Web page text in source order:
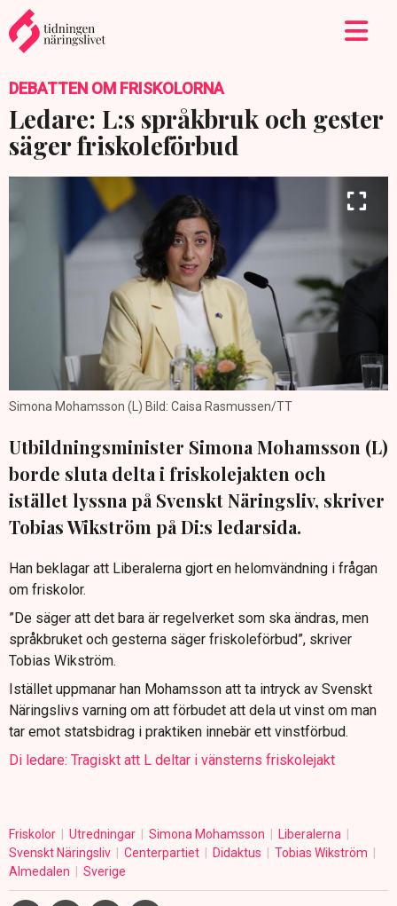
DEBATTEN OM FRISKOLORNA
Ledare: L:s språkbruk och gester
säger friskoleförbud
Simona Mohamsson (L) Bild: Caisa Rasmussen/TT
Utbildningsminister Simona Mohamsson (L)
borde sluta delta i friskolejakten och
istället lyssna på Svenskt Näringsliv, skriver
Tobias Wikström på Di:s ledarsida.
Han beklagar att Liberalerna gjort en helomvändning i frågan
om friskolor.
”De säger att det bara är regelverket som ska ändras, men
språkbruket och gesterna säger friskoleförbud”, skriver
Tobias Wikström.
Istället uppmanar han Mohamsson att ta intryck av Svenskt
Näringslivs varning om att förbudet att dela ut vinst om man
tar emot statsbidrag i praktiken innebär ett vinstförbud.
Di ledare: Tragiskt att L deltar i vänsterns friskolejakt
Friskolor Utredningar Simona Mohamsson
Liberalerna
Svenskt Näringsliv
Centerpartiet Didaktus
Tobias Wikström
Almedalen
Sverige